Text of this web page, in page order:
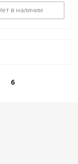
в наличии
6